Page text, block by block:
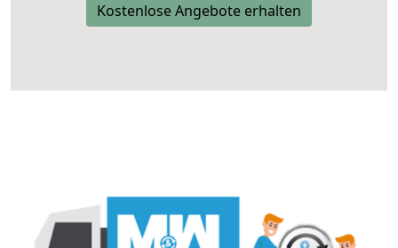
Kostenlose Angebote erhalten